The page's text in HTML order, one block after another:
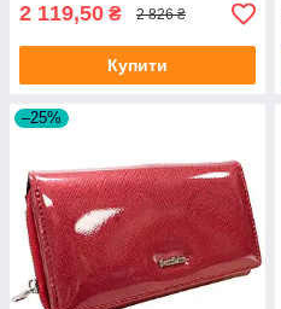
2 119,50 ₴ 2 826 ₴
Купити
–25%